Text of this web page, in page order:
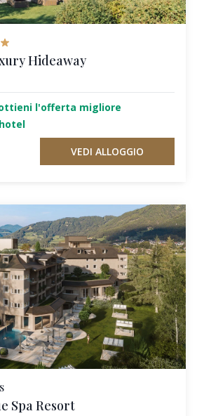
Hideaway
l'offerta migliore
VEDI ALLOGGIO
s
Spa Resort